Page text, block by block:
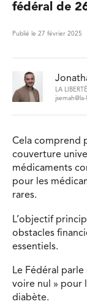
fédéral de
Publié le 27 février 2025
LA LIBERTÉ
Cela comprend
couverture
médicaments
pour les
rares.
L’objectif
obstacles
essentiels.
Le Fédéral
voire nul » pour
diabète.